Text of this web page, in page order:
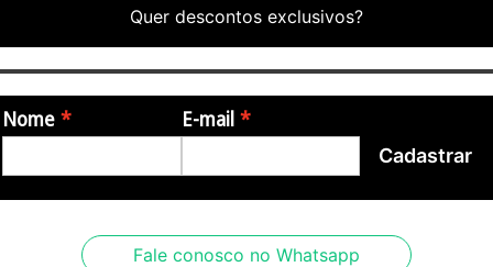
Quer descontos exclusivos?
Nome E-mail
Cadastrar
Fale conosco no Whatsapp